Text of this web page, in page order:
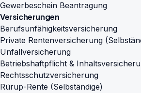
Gewerbeschein Beantragung
Versicherungen
Berufsunfähigkeitsversicherung
Private Rentenversicherung
Unfallversicherung
Betriebshaftpflicht &
Rechtsschutzversicherung
Rürup-Rente (Selbständige)